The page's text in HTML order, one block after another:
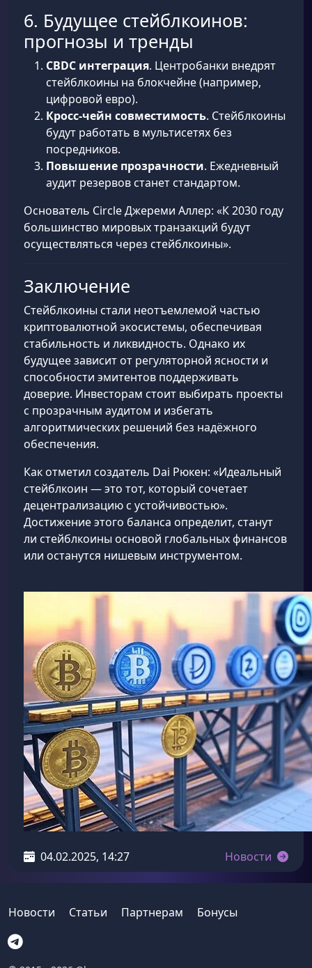
6. Будущее стейблкоинов:
прогнозы и тренды
CBDC интеграция. Центробанки внедрят
стейблкоины на блокчейне (например,
цифровой евро).
Кросс-чейн совместимость. Стейблкоины
будут работать в мультисетях без
посредников.
Повышение прозрачности. Ежедневный
аудит резервов станет стандартом.
Основатель Circle Джереми Аллер: «К 2030 году
большинство мировых транзакций будут
осуществляться через стейблкоины».
Заключение
Стейблкоины стали неотъемлемой частью
криптовалютной экосистемы, обеспечивая
стабильность и ликвидность. Однако их
будущее зависит от регуляторной ясности и
способности эмитентов поддерживать
доверие. Инвесторам стоит выбирать проекты
с прозрачным аудитом и избегать
алгоритмических решений без надёжного
обеспечения.
Как отметил создатель Dai Рюкен: «Идеальный
стейблкоин — это тот, который сочетает
децентрализацию с устойчивостью».
Достижение этого баланса определит, станут
ли стейблкоины основой глобальных финансов
или останутся нишевым инструментом.
04.02.2025, 14:27 Новости
Новости Статьи Партнерам Бонусы